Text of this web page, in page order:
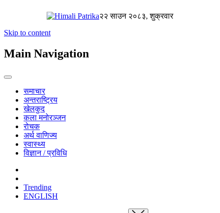
२२ साउन २०८३, शुक्रवार
Skip to content
Main Navigation
समाचार
अन्तराष्ट्रिय
खेलकुद
कला मनोरञ्जन
रोचक
अर्थ वाणिज्य
स्वास्थ्य
विज्ञान / प्रविधि
Trending
ENGLISH